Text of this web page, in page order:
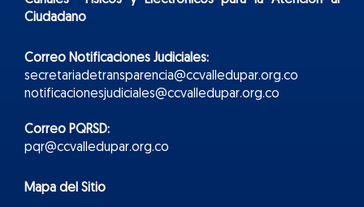
Ciudadano
Correo Notificaciones Judiciales:
secretariadetransparencia@ccvalledupar.org.co
notificacionesjudiciales@ccvalledupar.org.co
Correo PQRSD:
pqr@ccvalledupar.org.co
Mapa del Sitio